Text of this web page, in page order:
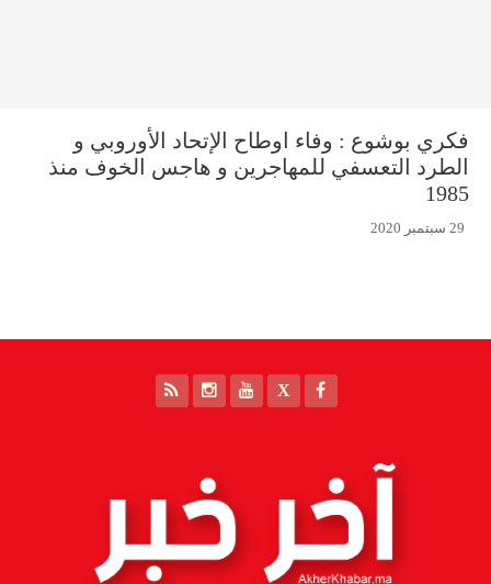
فكري بوشوع : وفاء اوطاح الإتحاد الأوروبي و
الطرد التعسفي للمهاجرين و هاجس الخوف منذ
1985
29 سبتمبر 2020